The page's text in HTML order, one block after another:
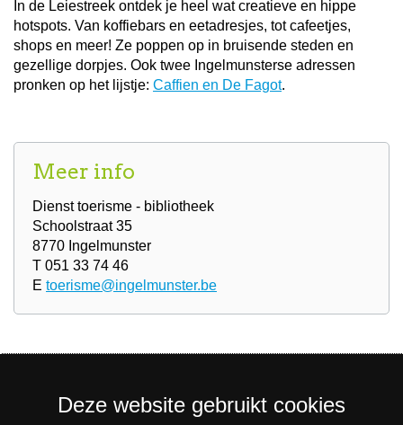
In de Leiestreek ontdek je heel wat creatieve en hippe
hotspots. Van koffiebars en eetadresjes, tot cafeetjes,
shops en meer! Ze poppen op in bruisende steden en
gezellige dorpjes. Ook twee Ingelmunsterse adressen
pronken op het lijstje: Caffien en De Fagot.
Meer info
Dienst toerisme - bibliotheek
Schoolstraat 35
8770 Ingelmunster
T 051 33 74 46
E toerisme@ingelmunster.be
Deze website gebruikt cookies